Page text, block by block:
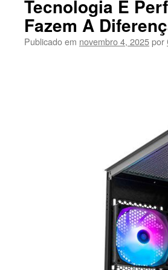
Tecnologia E
Fazem A
Publicado em novembro 4, 2025por